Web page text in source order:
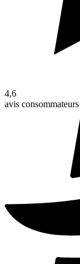
4,6
avis consommateurs